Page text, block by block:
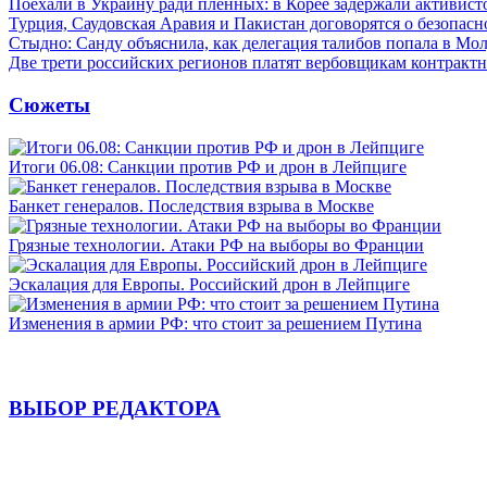
Поехали в Украину ради пленных: в Корее задержали
Турция, Саудовская Аравия и Пакистан договорятся о
Стыдно: Санду объяснила, как делегация талибов попала в
Две трети российских регионов платят вербовщикам
Сюжеты
Итоги 06.08: Санкции против РФ и дрон в Лейпциге
Банкет генералов. Последствия взрыва в Москве
Грязные технологии. Атаки РФ на выборы во Франции
Эскалация для Европы. Российский дрон в Лейпциге
Изменения в армии РФ: что стоит за решением Путина
ВЫБОР РЕДАКТОРА